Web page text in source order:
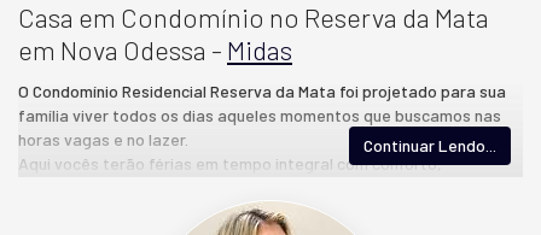
Casa em Condomínio no Reserva da Mata
em Nova Odessa - Midas
O Condomínio Residencial Reserva da Mata foi projetado para sua
família viver todos os dias aqueles momentos que buscamos nas
horas vagas e no lazer.
Aqui vocês terão férias em tempo integral com conforto,
ainda mais qualidade de vida.
Continuar Lendo...